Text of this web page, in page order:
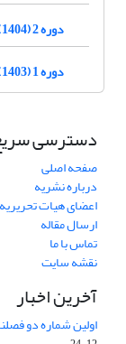
دوره 2 (1404)
دوره 1 (1403)
دسترسی
صفحه اصلی
درباره نشریه
اعضای هیات تحریریه
ارسال مقاله
تماس با ما
نقشه سایت
آخرین اخبار
اولین شماره دو